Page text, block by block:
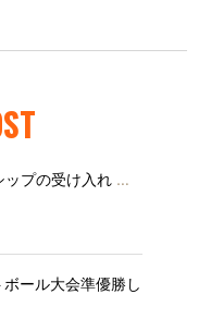
プの受け入れ …
ール大会準優勝し